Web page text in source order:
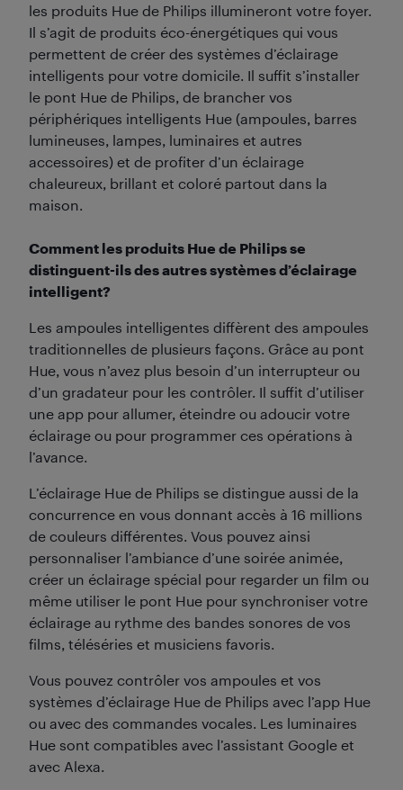
les produits Hue de Philips illumineront votre foyer.
Il s’agit de produits éco-énergétiques qui vous
permettent de créer des systèmes d’éclairage
intelligents pour votre domicile. Il suffit s’installer
le pont Hue de Philips, de brancher vos
périphériques intelligents Hue (ampoules, barres
lumineuses, lampes, luminaires et autres
accessoires) et de profiter d’un éclairage
chaleureux, brillant et coloré partout dans la
maison.
Comment les produits Hue de Philips se
distinguent-ils des autres systèmes d’éclairage
intelligent?
Les ampoules intelligentes diffèrent des ampoules
traditionnelles de plusieurs façons. Grâce au pont
Hue, vous n’avez plus besoin d’un interrupteur ou
d’un gradateur pour les contrôler. Il suffit d’utiliser
une app pour allumer, éteindre ou adoucir votre
éclairage ou pour programmer ces opérations à
l’avance.
L’éclairage Hue de Philips se distingue aussi de la
concurrence en vous donnant accès à 16 millions
de couleurs différentes. Vous pouvez ainsi
personnaliser l’ambiance d’une soirée animée,
créer un éclairage spécial pour regarder un film ou
même utiliser le pont Hue pour synchroniser votre
éclairage au rythme des bandes sonores de vos
films, téléséries et musiciens favoris.
Vous pouvez contrôler vos ampoules et vos
systèmes d’éclairage Hue de Philips avec l’app Hue
ou avec des commandes vocales. Les luminaires
Hue sont compatibles avec l’assistant Google et
avec Alexa.